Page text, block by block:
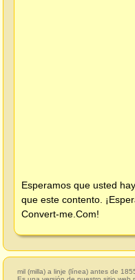
Esperamos que usted
que este contento.
Convert-me.Com!
mil (milla) a linje (línea) antes de